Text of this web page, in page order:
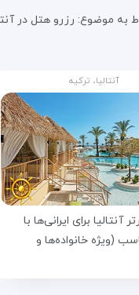
به موضوع: رزرو هتل در
آنتالیا، ترکیه
آنتالیا برای ایرانی‌ها با
(ویژه خانواده‌ها و